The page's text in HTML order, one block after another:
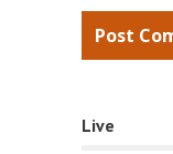
Live